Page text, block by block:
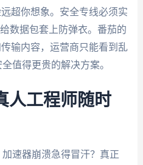
超你想象。安全专线必须实
数据包套上防弹衣。番茄的
输内容，运营商只能看到乱
值得更贵的解决方案。
人工程师随时
速器崩溃急得冒汗？真正